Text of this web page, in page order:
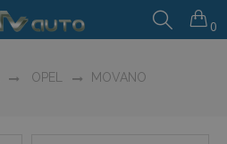
0
OPEL MOVANO